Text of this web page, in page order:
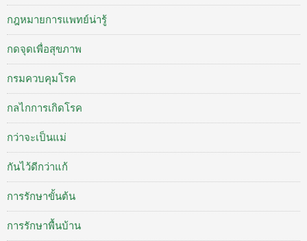
กฎหมายการแพทย์น่ารู้
กดจุดเพื่อสุขภาพ
กรมควบคุมโรค
กลไกการเกิดโรค
กว่าจะเป็นแม่
กันไว้ดีกว่าแก้
การรักษาขั้นต้น
การรักษาพื้นบ้าน